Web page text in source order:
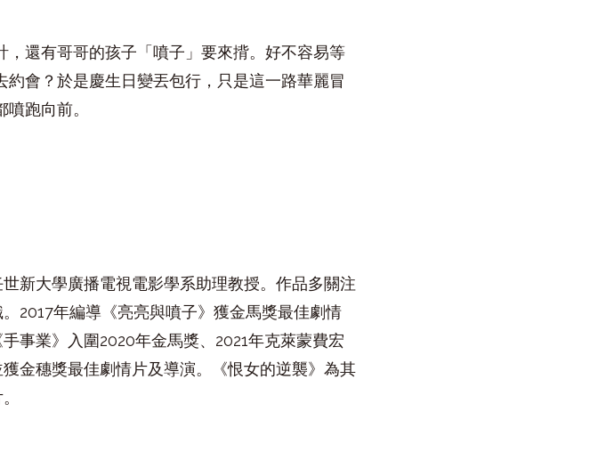
還有哥哥的孩子「噴子」要來揹。好不容易等
會？於是慶生日變丟包行，只是這一路華麗冒
跑向前。
新大學廣播電視電影學系助理教授。作品多關注
2017年編導《亮亮與噴子》獲金馬獎最佳劇情
事業》入圍2020年金馬獎、2021年克萊蒙費宏
金穗獎最佳劇情片及導演。《恨女的逆襲》為其